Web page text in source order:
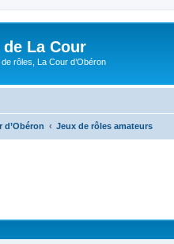
La Cour
rôles, La Cour d’Obéron
d’Obéron Jeux de rôles amateurs